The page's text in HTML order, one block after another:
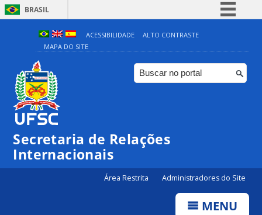
BRASIL
Simplifique!
Comunica BR
Participe
ACESSIBILIDADE
ALTO CONTRASTE
MAPA DO SITE
Secretaria de Relações
Internacionais
Área Restrita Administradores do Site
MENU